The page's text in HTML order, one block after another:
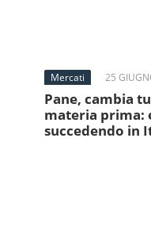
Mercati 25
Pane, cambia
materia prima:
succedendo in